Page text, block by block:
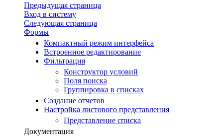
Предыдущая страница
Вход в систему
Следующая страница
Формы
Компактный режим интерфейса
Встроенное редактирование
Фильтрация
Конструктор условий
Поля поиска
Группировка в списках
Создание отчетов
Настройка листового представления
Представление списка
Документация